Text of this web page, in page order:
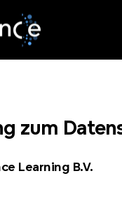
zum
Learning B.V.